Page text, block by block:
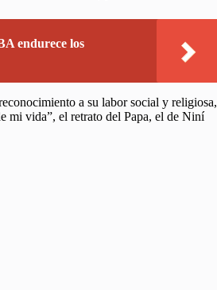
endurece los
a su labor social y religiosa,
mi vida”, el retrato del Papa, el de Niní